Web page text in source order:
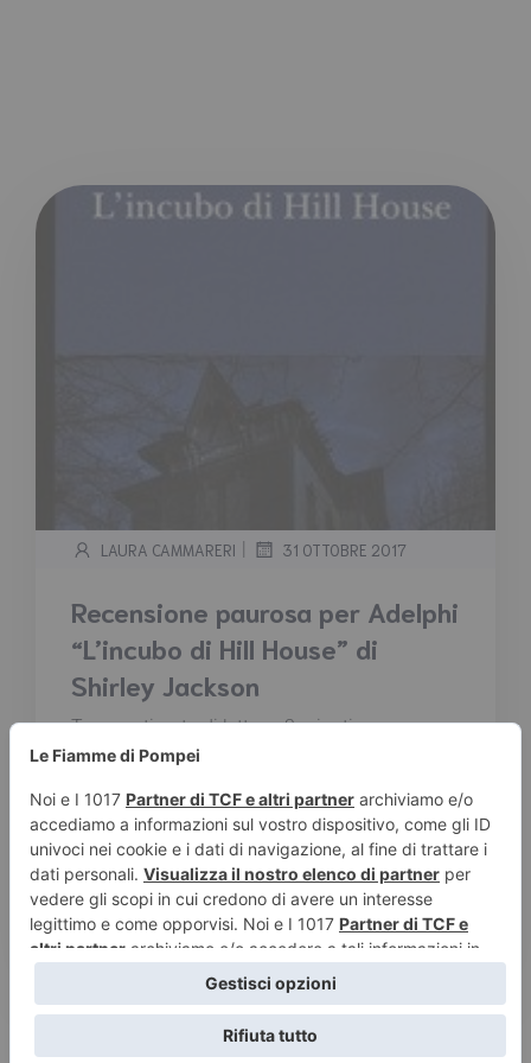
LAURA CAMMARERI | 31 OTTOBRE 2017
Recensione paurosa per Adelphi
“L’incubo di Hill House” di
Shirley Jackson
Tempo stimato di lettura:3 minuti
«In questo autentico classico del genere
donna che non ricorda di essere mai stata
felice in tutta la sua vita, viene assoldata dal
sinistro professor Montague, aspirante
cacciatore di fantasmi, per un soggiorno
sperimentale a Hill House...
Leggi tutto